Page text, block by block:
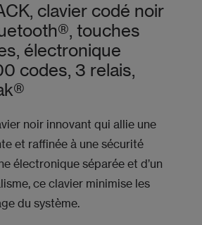
clavier codé noir
touches
électronique
codes, 3 relais,
noir innovant qui allie une
et raffinée à une sécurité
électronique séparée et d’un
ce clavier minimise les
du système.